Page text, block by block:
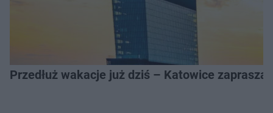
Przedłuż wakacje już dziś – Katowice